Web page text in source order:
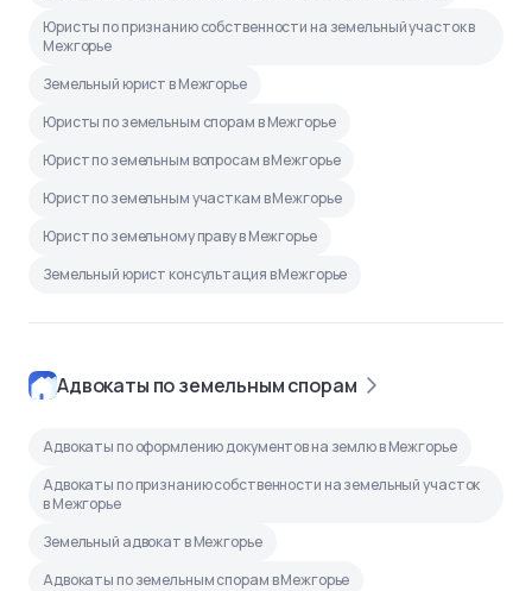
Юристы по признанию собственности на земельный участок в
Межгорье
Земельный юрист в Межгорье
Юристы по земельным спорам в Межгорье
Юрист по земельным вопросам в Межгорье
Юрист по земельным участкам в Межгорье
Юрист по земельному праву в Межгорье
Земельный юрист консультация в Межгорье
Адвокаты по земельным спорам
Адвокаты по оформлению документов на землю в Межгорье
Адвокаты по признанию собственности на земельный участок
в Межгорье
Земельный адвокат в Межгорье
Адвокаты по земельным спорам в Межгорье